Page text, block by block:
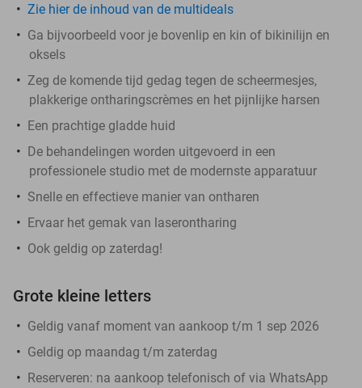
Zie hier de inhoud van de multideals
Ga bijvoorbeeld voor je bovenlip en kin of bikinilijn en
oksels
Zeg de komende tijd gedag tegen de scheermesjes,
plakkerige ontharingscrèmes en het pijnlijke harsen
Een prachtige gladde huid
De behandelingen worden uitgevoerd in een
professionele studio met de modernste apparatuur
Snelle en effectieve manier van ontharen
Ervaar het gemak van laserontharing
Ook geldig op zaterdag!
Grote kleine letters
Geldig vanaf moment van aankoop t/m 1 sep 2026
Geldig op maandag t/m zaterdag
Reserveren: na aankoop telefonisch of via WhatsApp